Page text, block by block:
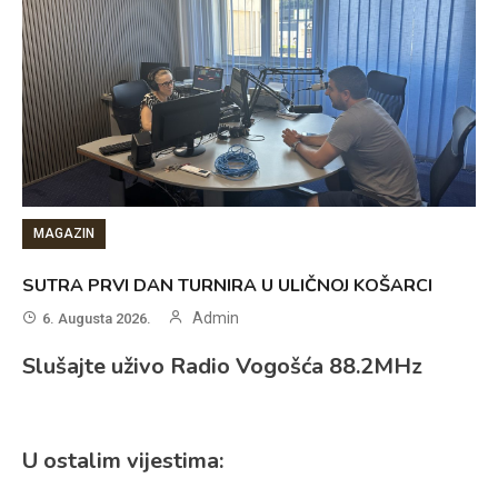
MAGAZIN
SUTRA PRVI DAN TURNIRA U ULIČNOJ KOŠARCI
6. Augusta 2026. Admin
Slušajte uživo Radio Vogošća 88.2MHz
U ostalim vijestima: